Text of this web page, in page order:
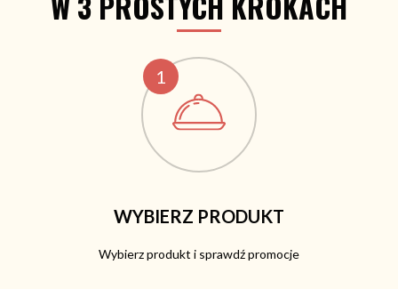
1
WYBIERZ PRODUKT
Wybierz produkt i sprawdź promocje